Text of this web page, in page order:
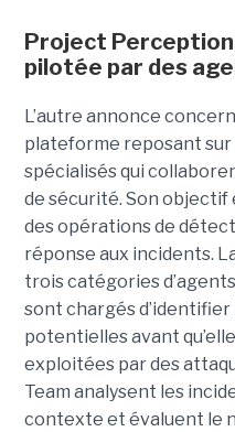
Project
pilotée par des
L’autre annonce
plateforme reposant sur
spécialisés qui
de sécurité. Son objectif
des opérations de
réponse aux incidents.
trois catégories
sont chargés
potentielles avant
exploitées par des
Team analysent les
contexte et évaluent le